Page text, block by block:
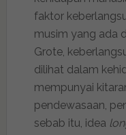
faktor
musim yang ada
Grote,
dilihat dalam
mempunyai
pendewasaan,
sebab itu, idea